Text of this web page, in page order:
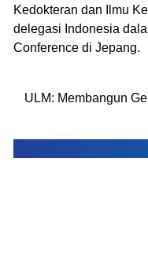
Kedokteran dan Ilmu
delegasi Indonesia
Conference di Jepang.
ULM: Membangun